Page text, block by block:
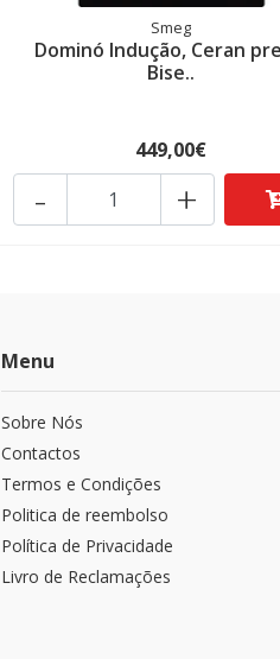
Smeg
Dominó Indução, Ceran
Bise..
449,00€
+
-
Menu
Sobre Nós
Contactos
Termos e Condições
Politica de reembolso
Política de Privacidade
Livro de Reclamações